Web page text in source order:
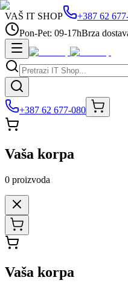
VAŠ IT SHOP +387 62
Pon-Pet: 09-17hBrza
+387 62 677-080
Vaša korpa
0 proizvoda
Vaša korpa